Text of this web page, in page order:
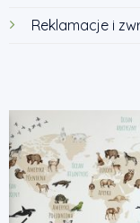
Reklamacje i